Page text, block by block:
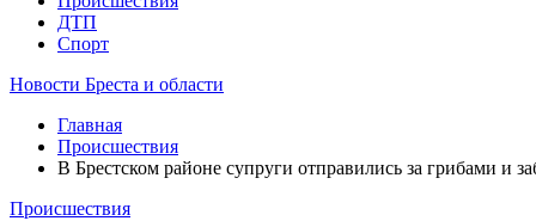
ДТП
Спорт
Новости Бреста и области
Главная
Происшествия
В Брестском районе супруги отправились за грибами и
Происшествия